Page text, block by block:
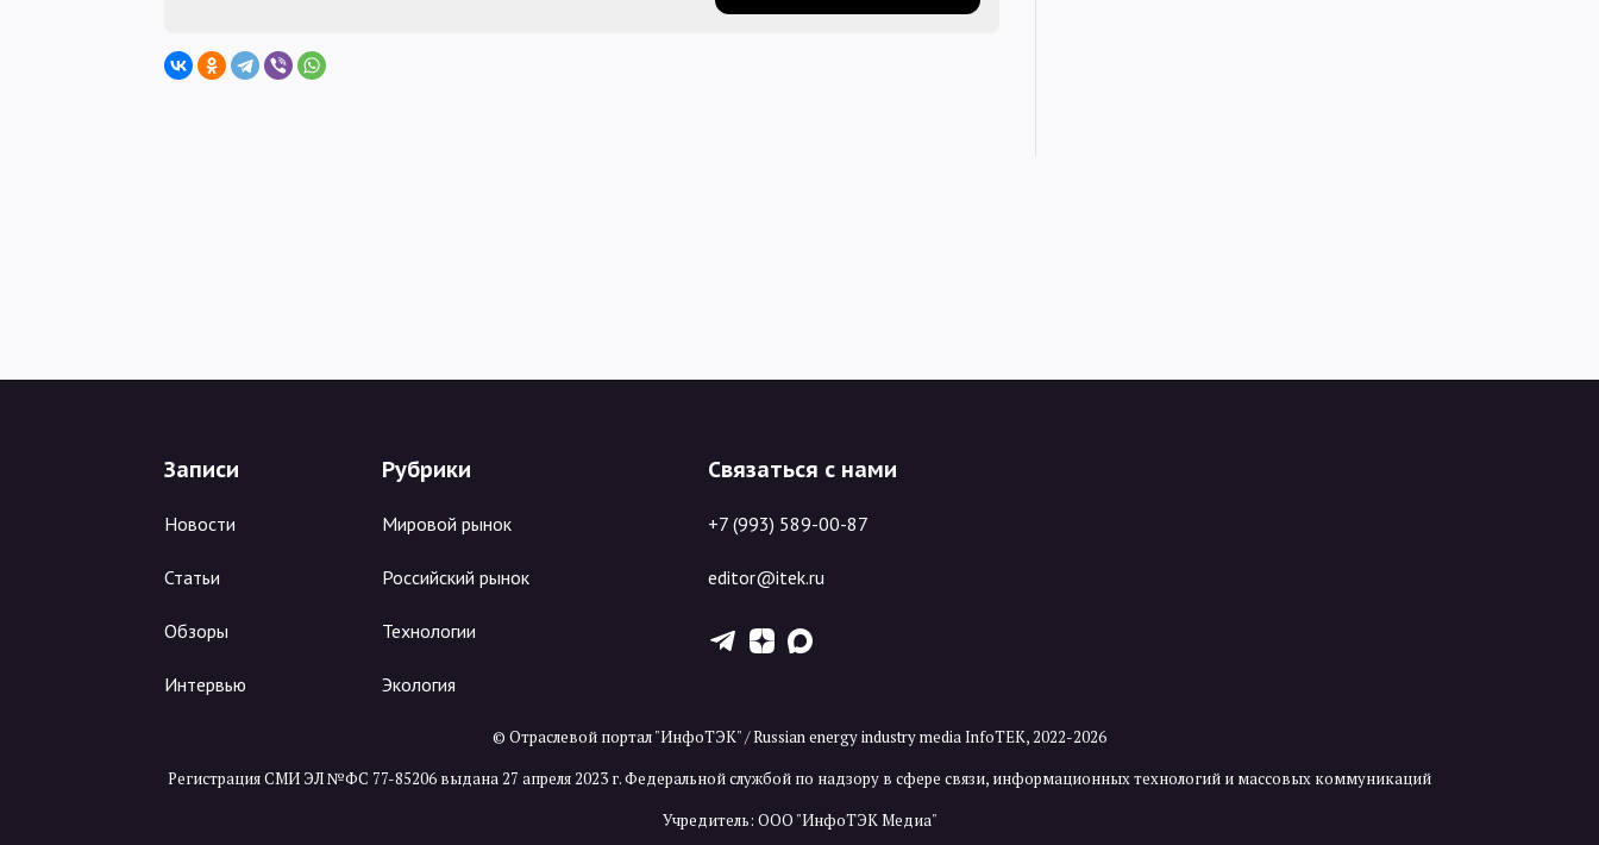
Записи
Новости
Статьи
Обзоры
Интервью
Рубрики
Мировой рынок
Российский рынок
Технологии
Экология
Связаться с нами
+7 (993) 589-00-87
editor@itek.ru
T Z X
© Отраслевой портал "ИнфоТЭК" / Russian energy industry media InfoTEK, 2022-2026
Регистрация СМИ ЭЛ №ФС 77-85206 выдана 27 апреля 2023 г. Федеральной службой по надзору в сфере связи, информационных технологий и массовых коммуникаций
Учредитель: ООО "ИнфоТЭК Медиа"